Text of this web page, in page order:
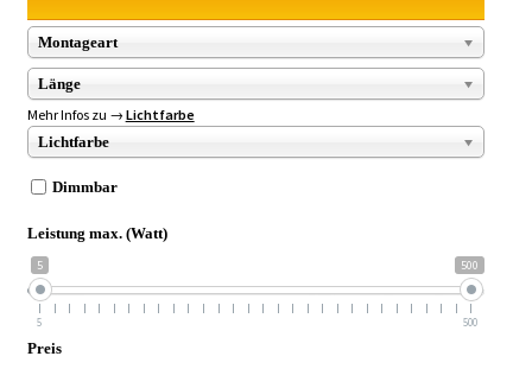
Montageart
Länge
Mehr Infos zu → Lichtfarbe
Lichtfarbe
Dimmbar
Leistung max. (Watt)
5 500
5 500
Preis